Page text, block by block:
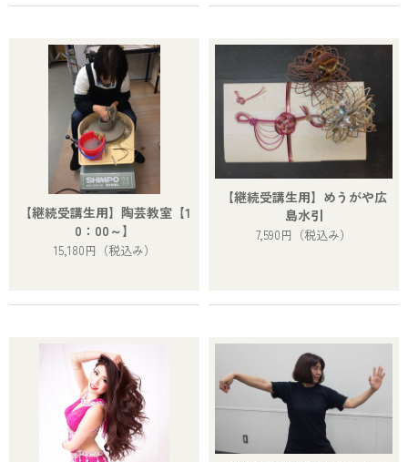
【継続受講生用】陶芸教室【1
0：00～】
15,180円 （税込み）
【継続受講生用】めうがや広
島水引
7,590円 （税込み）